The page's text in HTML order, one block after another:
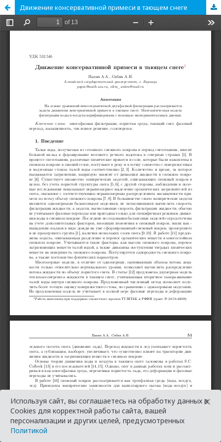
Движение консервативной примеси в тающем снеге
Используя сайт, вы соглашаетесь на обработку данных в
Cookies для корректной работы сайта, вашей
персонализации и других целей, предусмотренных
Политикой
×